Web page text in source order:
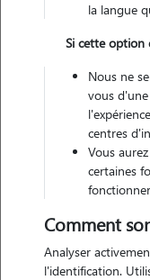
Motivation
la langue
Si cette option
Nous ne
vous
centres
Vous
certaines
Comment
Analyser
l'identification.